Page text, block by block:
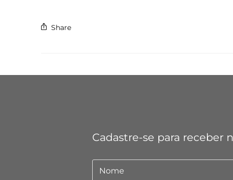
Share
Cadastre-se para receber
Nome
Nome